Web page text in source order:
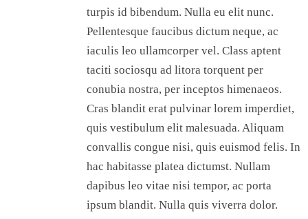
turpis id bibendum. Nulla eu elit nunc.
Pellentesque faucibus dictum neque, ac
iaculis leo ullamcorper vel. Class aptent
taciti sociosqu ad litora torquent per
conubia nostra, per inceptos himenaeos.
Cras blandit erat pulvinar lorem imperdiet,
quis vestibulum elit malesuada. Aliquam
convallis congue nisi, quis euismod felis. In
hac habitasse platea dictumst. Nullam
dapibus leo vitae nisi tempor, ac porta
ipsum blandit. Nulla quis viverra dolor.